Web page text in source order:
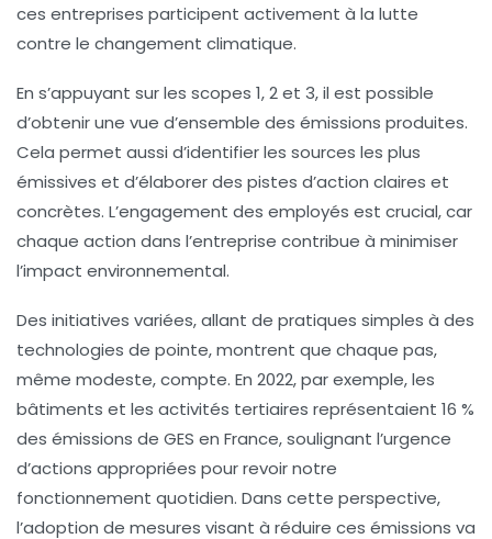
ces entreprises participent activement à la lutte
contre le changement climatique.
En s’appuyant sur les scopes 1, 2 et 3, il est possible
d’obtenir une vue d’ensemble des émissions produites.
Cela permet aussi d’identifier les sources les plus
émissives et d’élaborer des pistes d’action claires et
concrètes. L’engagement des employés est crucial, car
chaque action dans l’entreprise contribue à minimiser
l’impact environnemental.
Des initiatives variées, allant de pratiques simples à des
technologies de pointe, montrent que chaque pas,
même modeste, compte. En 2022, par exemple, les
bâtiments et les activités tertiaires représentaient 16 %
des émissions de GES en France, soulignant l’urgence
d’actions appropriées pour revoir notre
fonctionnement quotidien. Dans cette perspective,
l’adoption de mesures visant à réduire ces émissions va